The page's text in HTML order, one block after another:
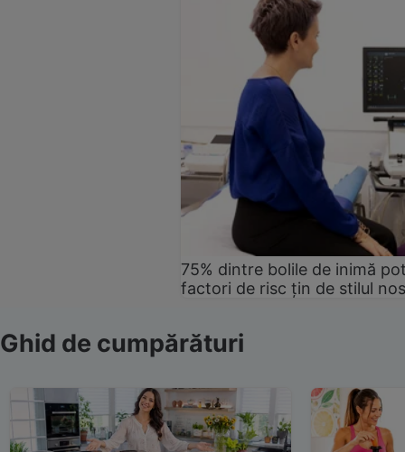
75% dintre bolile de inimă
factori de risc țin de stilul
Ghid de cumpărături